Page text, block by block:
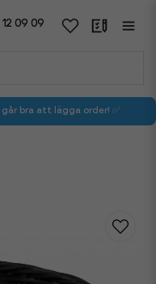
09 09
bra att lägga order! ✅